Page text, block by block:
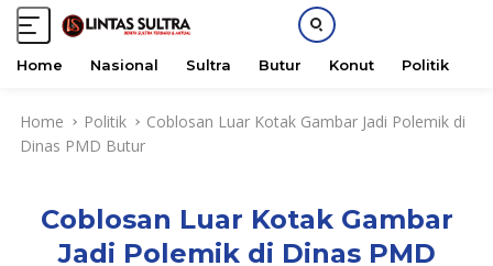
Home Nasional Sultra Butur Konut Politik
Home Politik
Coblosan Luar Kotak Gambar Jadi Polemik di
Dinas PMD Butur
Coblosan Luar Kotak Gambar
Jadi Polemik di Dinas PMD